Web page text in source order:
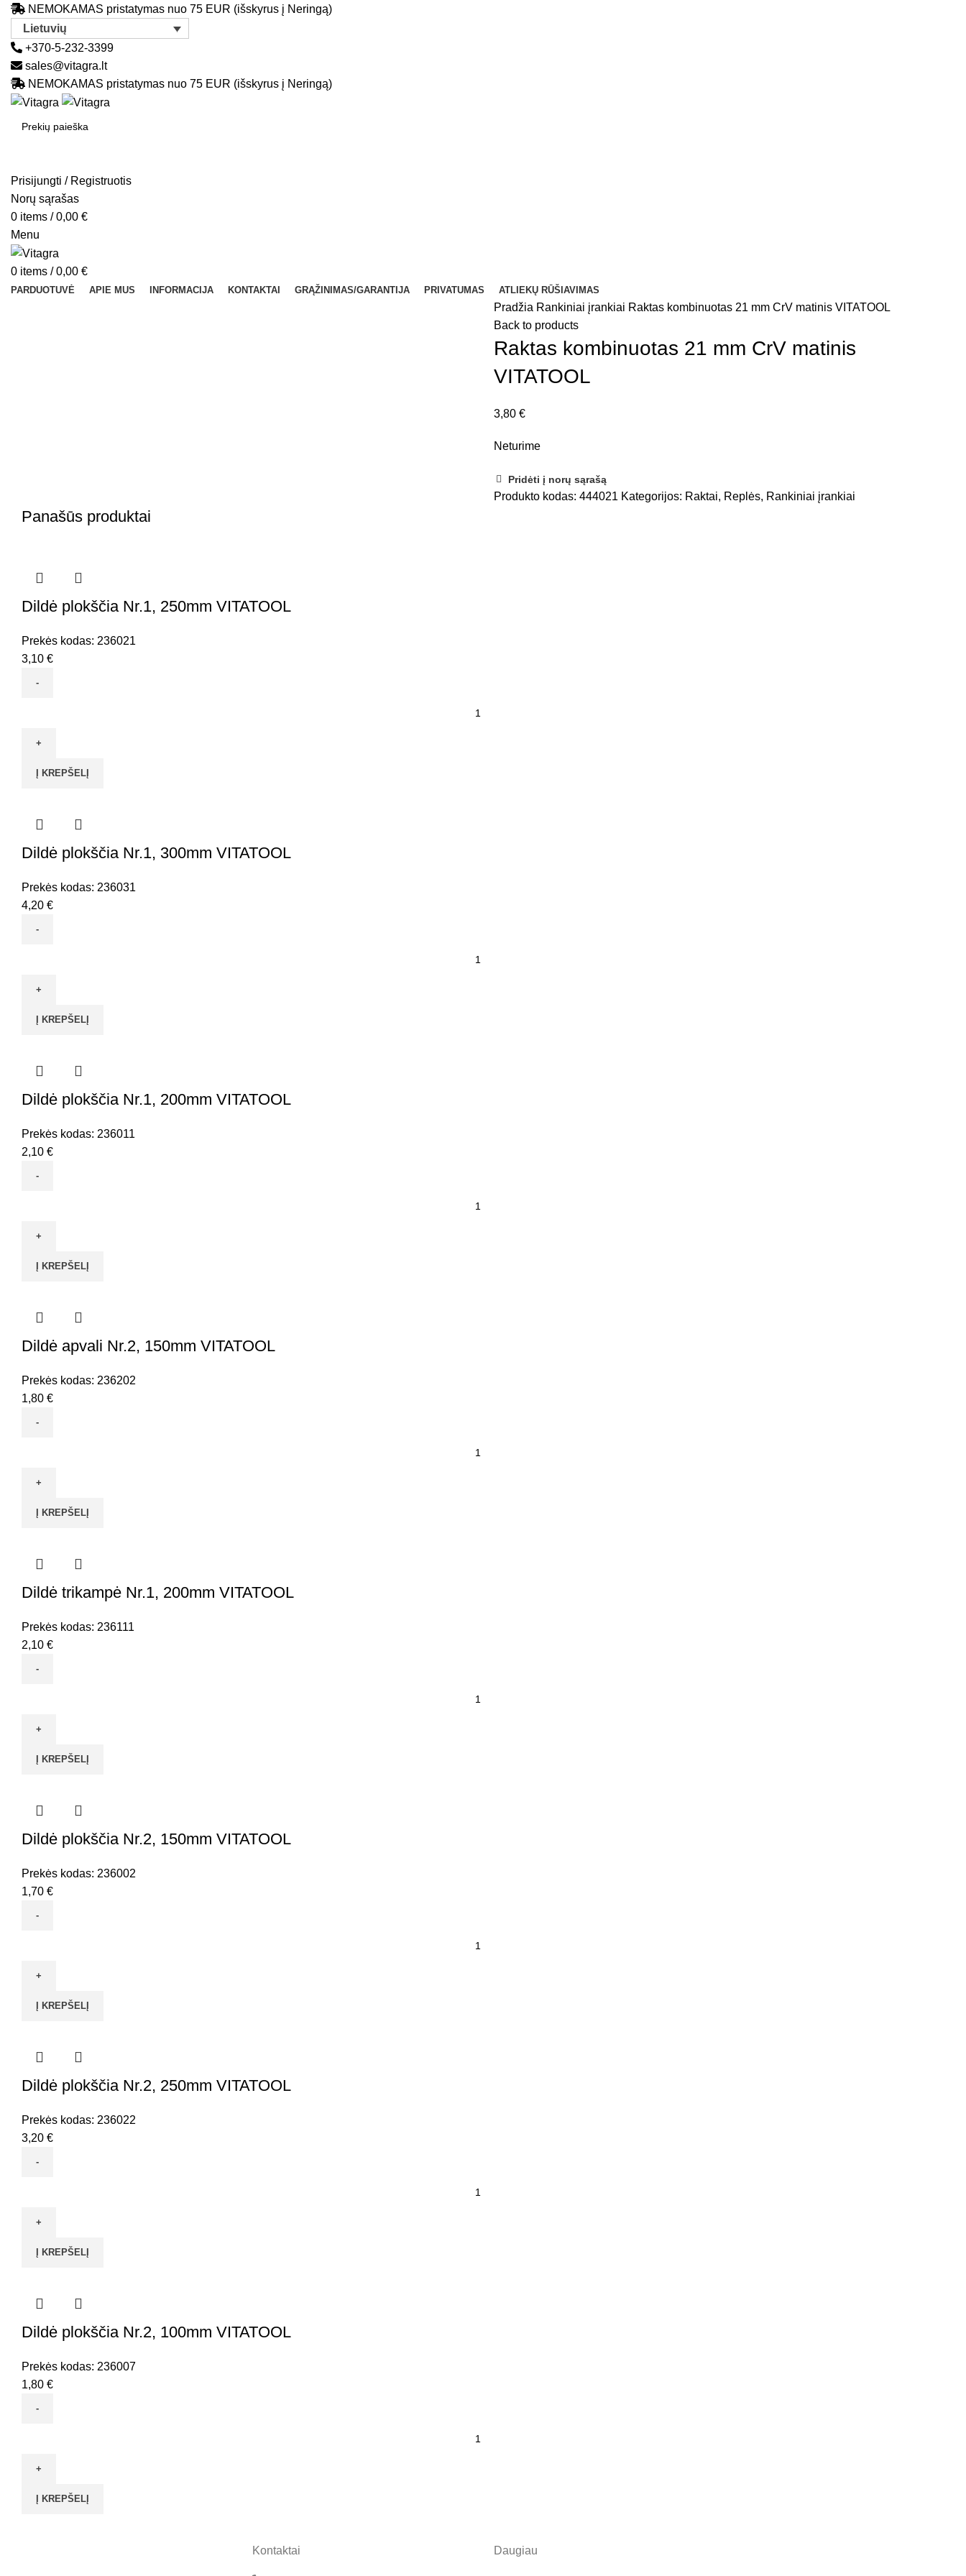
NEMOKAMAS pristatymas nuo 75 EUR (išskyrus į Neringą)
Lietuvių
+370-5-232-3399
sales@vitagra.lt
NEMOKAMAS pristatymas nuo 75 EUR (išskyrus į Neringą)
Prisijungti / Registruotis
Norų sąrašas
0 items / 0,00 €
Menu
0 items / 0,00 €
PARDUOTUVĖ APIE MUS INFORMACIJA KONTAKTAI GRĄŽINIMAS/GARANTIJA PRIVATUMAS ATLIEKŲ RŪŠIAVIMAS
Pradžia Rankiniai įrankiai Raktas kombinuotas 21 mm CrV matinis VITATOOL
Back to products
Raktas kombinuotas 21 mm CrV matinis
VITATOOL
3,80 €
Neturime
Pridėti į norų sąrašą
Produkto kodas: 444021 Kategorijos: Raktai, Replės, Rankiniai įrankiai
Panašūs produktai
Dildė plokščia Nr.1, 250mm VITATOOL
Prekės kodas: 236021
3,10 €
Dildė
Nr.1,Į KREPŠELĮ
Dildė plokščia Nr.1, 300mm VITATOOL
Prekės kodas: 236031
4,20 €
Dildė
Nr.1,Į KREPŠELĮ
Dildė plokščia Nr.1, 200mm VITATOOL
Prekės kodas: 236011
2,10 €
Dildė
Nr.1,Į KREPŠELĮ
Dildė apvali Nr.2, 150mm VITATOOL
Prekės kodas: 236202
1,80 €
Dildė
Nr.2,Į KREPŠELĮ
Dildė trikampė Nr.1, 200mm VITATOOL
Prekės kodas: 236111
2,10 €
Dildė
Nr.1,Į KREPŠELĮ
Dildė plokščia Nr.2, 150mm VITATOOL
Prekės kodas: 236002
1,70 €
Dildė
Nr.2,Į KREPŠELĮ
Dildė plokščia Nr.2, 250mm VITATOOL
Prekės kodas: 236022
3,20 €
Dildė
Nr.2,Į KREPŠELĮ
Dildė plokščia Nr.2, 100mm VITATOOL
Prekės kodas: 236007
1,80 €
Dildė
Nr.2,Į KREPŠELĮ
Kontaktai Daugiau